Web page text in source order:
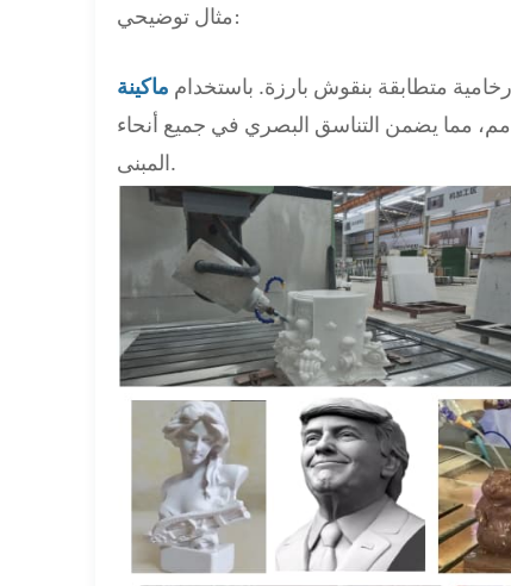
مثال توضيحي:
ماكينة CNC عالية الدقة خماسية المحاور
، ويمكن إعادة إنتاج كل لوحة بدقة تكرار ±0.02 مم، مما يضمن التناسق البصري في جميع أنحاء
المبنى.